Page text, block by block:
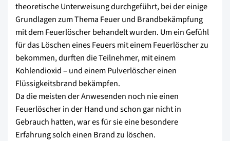
theoretische Unterweisung durchgeführt, bei der einige
Grundlagen zum Thema Feuer und Brandbekämpfung
mit dem Feuerlöscher behandelt wurden. Um ein Gefühl
für das Löschen eines Feuers mit einem Feuerlöscher zu
bekommen, durften die Teilnehmer, mit einem
Kohlendioxid – und einem Pulverlöscher einen
Flüssigkeitsbrand bekämpfen.
Da die meisten der Anwesenden noch nie einen
Feuerlöscher in der Hand und schon gar nicht in
Gebrauch hatten, war es für sie eine besondere
Erfahrung solch einen Brand zu löschen.